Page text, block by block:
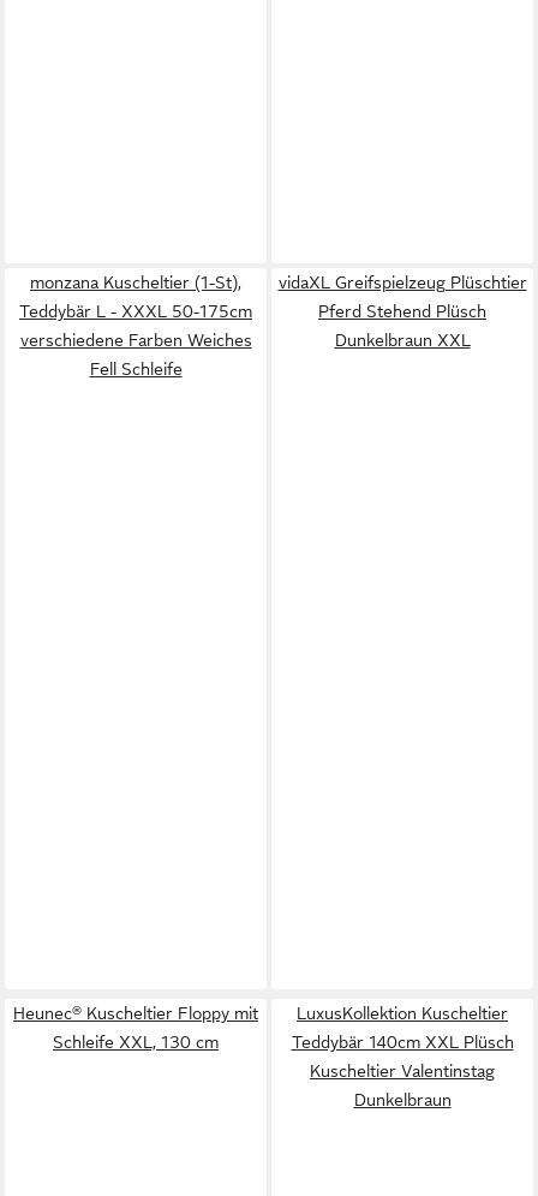
monzana Kuscheltier (1-St),
Teddybär L - XXXL 50-175cm
verschiedene Farben Weiches
Fell Schleife
vidaXL Greifspielzeug Plüschtier
Pferd Stehend Plüsch
Dunkelbraun XXL
Heunec® Kuscheltier Floppy mit
Schleife XXL, 130 cm
LuxusKollektion Kuscheltier
Teddybär 140cm XXL Plüsch
Kuscheltier Valentinstag
Dunkelbraun